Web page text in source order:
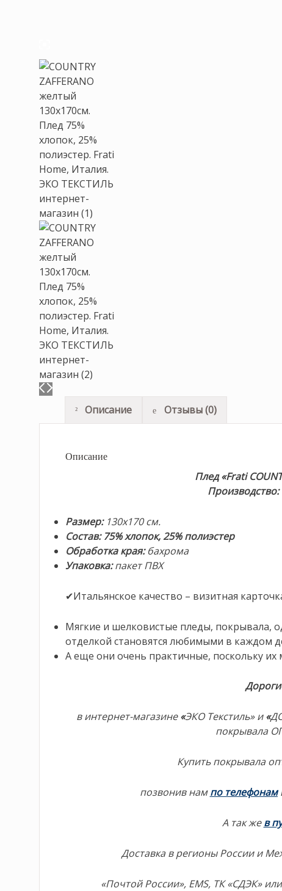
Описание Отзывы (0)
Описание
Плед «Frati
Размер:130х170 см.
Состав: 75% хлопок, 25% полиэстер
Обработка края:бахрома
Упаковка:пакет ПВХ
✔Итальянское качество – визитная
Мягкие и шелковистые пледы, покрывала,
отделкой становятся любимыми в каждом
А еще они очень практичные, поскольку
в интернет-магазине«ЭКО Текстиль» и«
покрывала
Купить покрывала
позвонив нампо телефонам
А так жев
Доставка в регионы России и
«Почтой России», EMS, ТК «СДЭК»